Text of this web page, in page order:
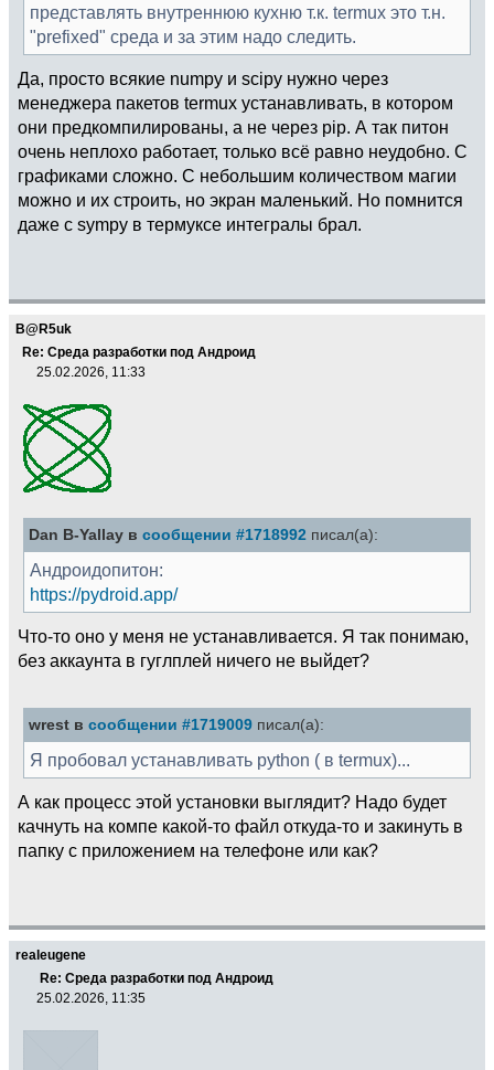
представлять внутреннюю кухню т.к. termux это т.н.
"prefixed" среда и за этим надо следить.
Да, просто всякие numpy и scipy нужно через
менеджера пакетов termux устанавливать, в котором
они предкомпилированы, а не через pip. А так питон
очень неплохо работает, только всё равно неудобно. С
графиками сложно. С небольшим количеством магии
можно и их строить, но экран маленький. Но помнится
даже с sympy в термуксе интегралы брал.
B@R5uk
Re: Среда разработки под Андроид
25.02.2026, 11:33
Dan B-Yallay в сообщении #1718992 писал(а):
Андроидопитон:
https://pydroid.app/
Что-то оно у меня не устанавливается. Я так понимаю,
без аккаунта в гуглплей ничего не выйдет?
wrest в сообщении #1719009 писал(а):
Я пробовал устанавливать python ( в termux)...
А как процесс этой установки выглядит? Надо будет
качнуть на компе какой-то файл откуда-то и закинуть в
папку с приложением на телефоне или как?
realeugene
Re: Среда разработки под Андроид
25.02.2026, 11:35